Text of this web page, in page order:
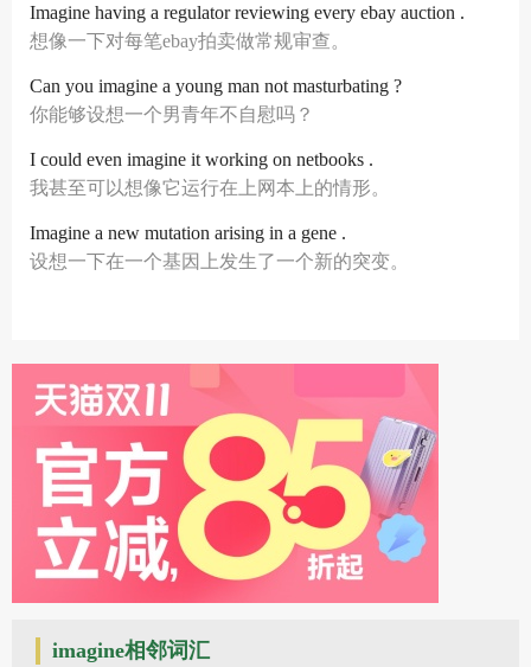
Imagine having a regulator reviewing every ebay auction .
想像一下对每笔ebay拍卖做常规审查。
Can you imagine a young man not masturbating ?
你能够设想一个男青年不自慰吗？
I could even imagine it working on netbooks .
我甚至可以想像它运行在上网本上的情形。
Imagine a new mutation arising in a gene .
设想一下在一个基因上发生了一个新的突变。
imagine相邻词汇